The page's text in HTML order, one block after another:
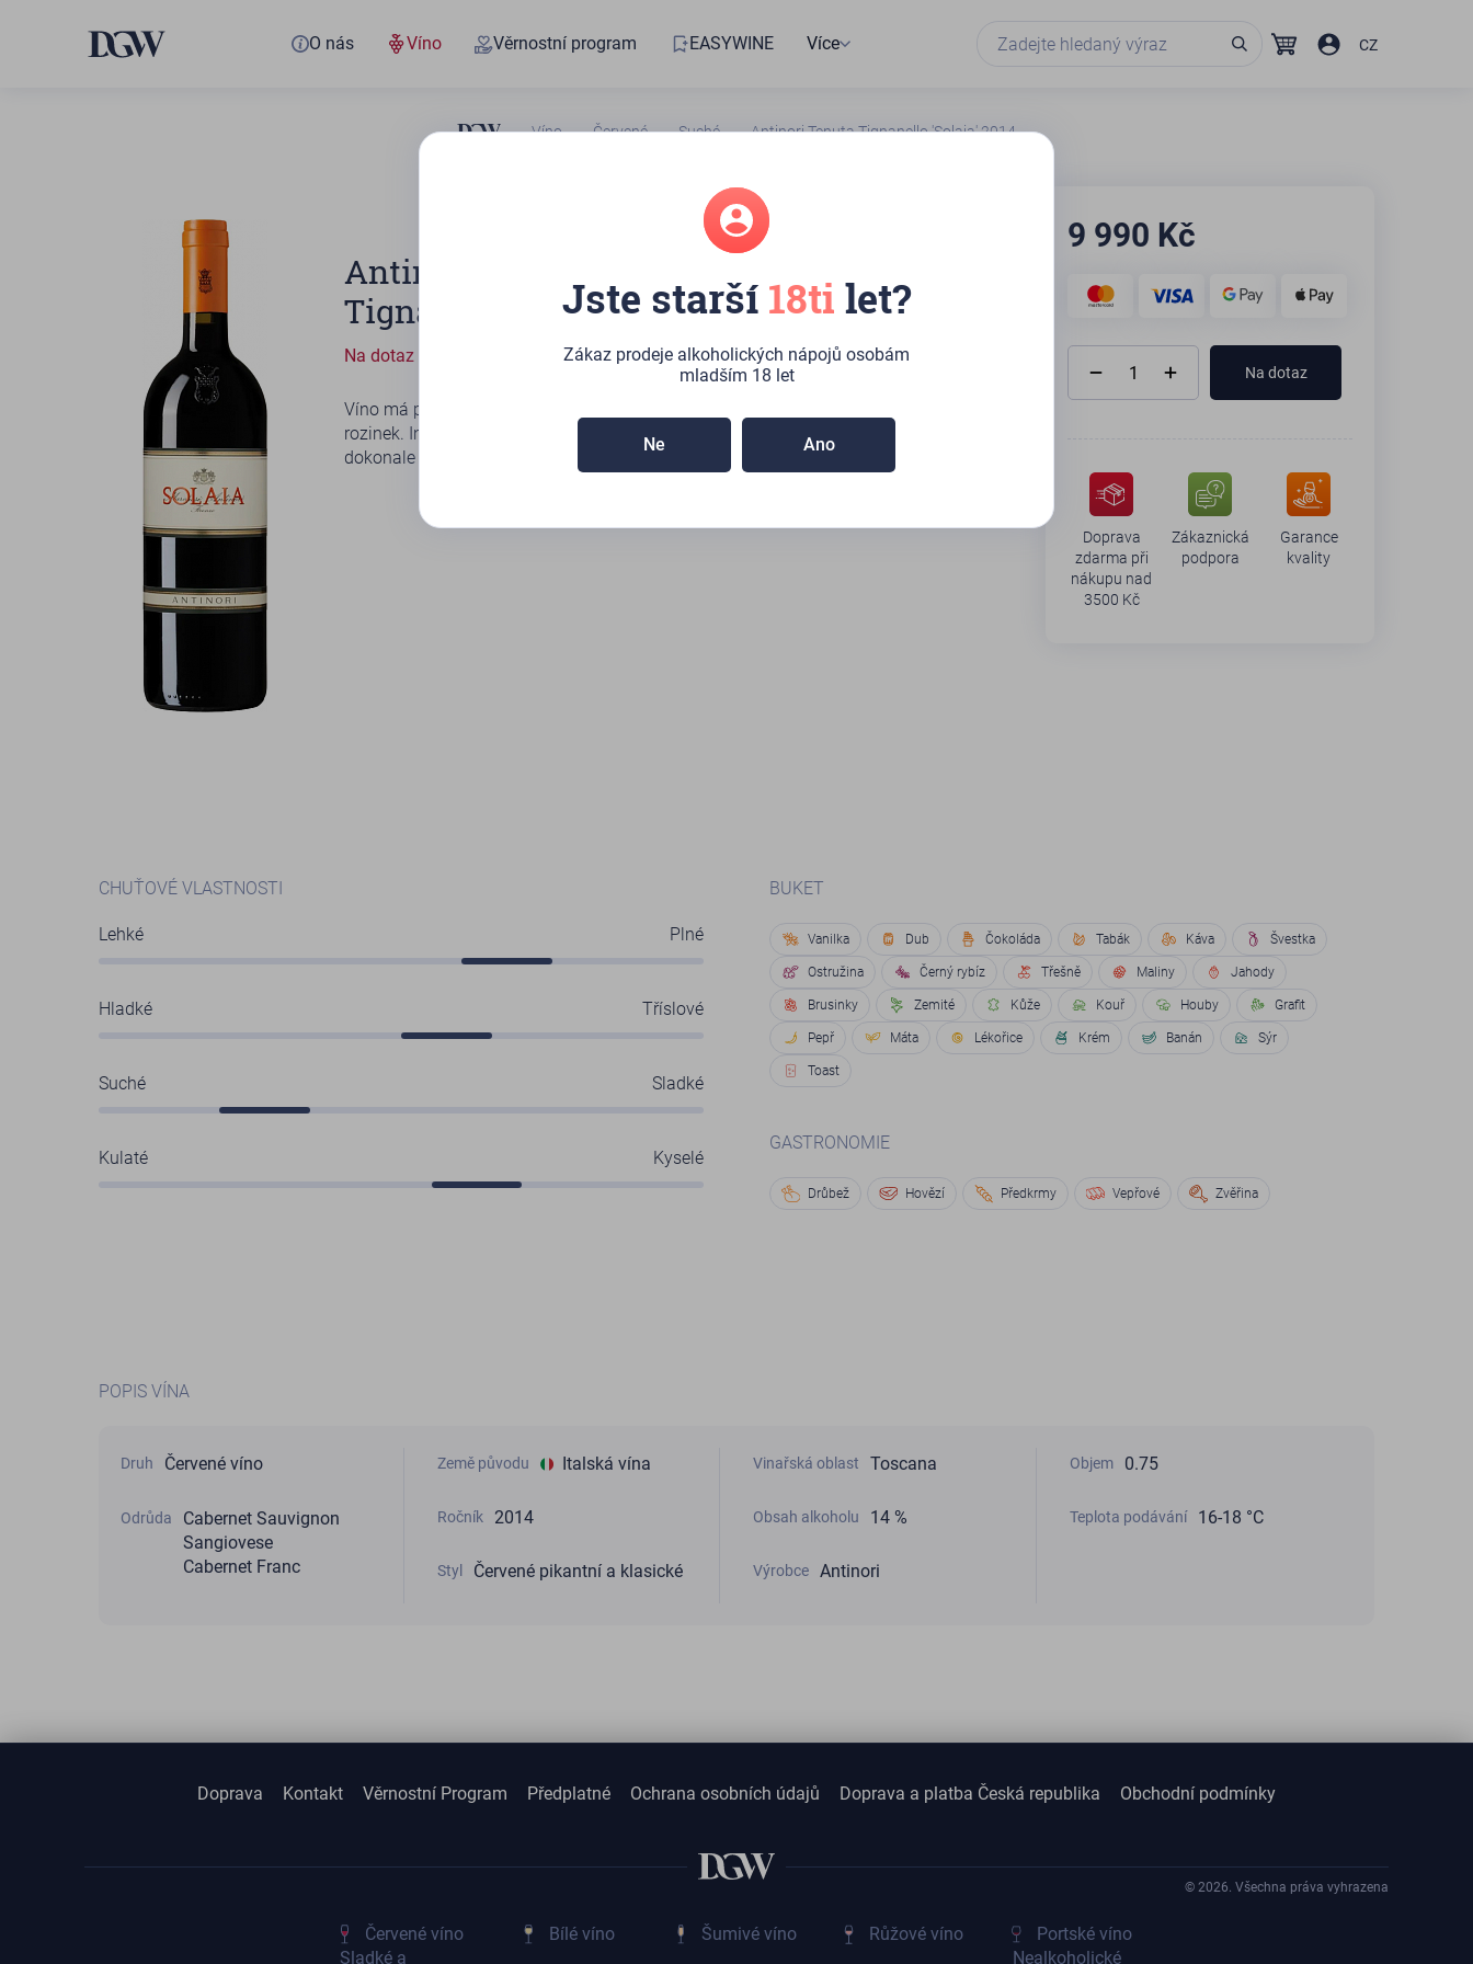
O nás Víno Věrnostní program EASYWINE Více CZ
Víno Červené Suché Antinori Tenuta Tignanello 'Solaia' 2014
Antinori Tenuta
Tignanello 'Solaia' 2014
Na dotaz
Víno má plnou, koncentrovanou a velmi elegantní vůni s tóny heřmánku a
rozinek. Intenzivní, ovocná a komplexní chuť s výbornou strukturou, jemnými,
dokonale vyváženými tříslovinami a lahodným, velmi dlouhým závěrem.
9 990 Kč
Na dotaz
Doprava
zdarma při
nákupu nad
3500 Kč
Zákaznická
podpora
Garance
kvality
BUKET
Vanilka Dub Čokoláda Tabák Káva Švestka
Ostružina Černý rybíz Třešně Maliny Jahody
Brusinky Zemité Kůže Kouř Houby Grafit
Pepř Máta Lékořice Krém Banán Sýr
Toast
GASTRONOMIE
Drůbež Hovězí Předkrmy Vepřové Zvěřina
CHUŤOVÉ VLASTNOSTI
Lehké Plné
Hladké Tříslové
Suché Sladké
Kulaté Kyselé
POPIS VÍNA
Druh Červené víno
Odrůda
Cabernet Sauvignon
Sangiovese
Cabernet Franc
Země původu Italská vína
Ročník 2014
Styl Červené pikantní a klasické
Vinařská oblast Toscana
Obsah alkoholu 14 %
Výrobce Antinori
Objem 0.75
Teplota podávání 16-18 °C
Doprava Kontakt Věrnostní Program Předplatné Ochrana osobních údajů Doprava a platba Česká republika Obchodní podmínky
© 2026. Všechna práva vyhrazena
Červené víno Bílé víno Šumivé víno Růžové víno
Portské víno
Sladké a
Nealkoholické
Jste starší 18ti let?
Zákaz prodeje alkoholických nápojů osobám
mladším 18 let
Ne Ano